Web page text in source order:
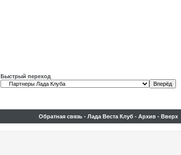
Быстрый переход
Обратная связь - Лада Веста Клуб - Архив - Вверх